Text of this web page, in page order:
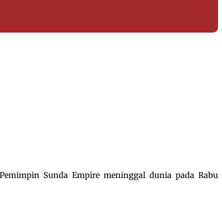
Sunda Empire meninggal dunia pada Rabu